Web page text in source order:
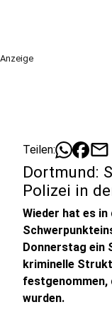
Anzeige
Teilen: mail
Dortmund:
Polizei in
Wieder hat es
Donnerstag ein
kriminelle
festgenommen,
wurden.